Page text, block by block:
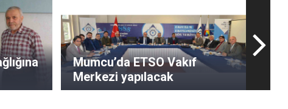
Mumcu’da ETSO Vakıf
Merkezi yapılacak